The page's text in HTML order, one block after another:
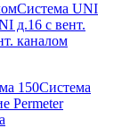
Система UNI
д.16 с вент.
каналом
150Система
Permeter